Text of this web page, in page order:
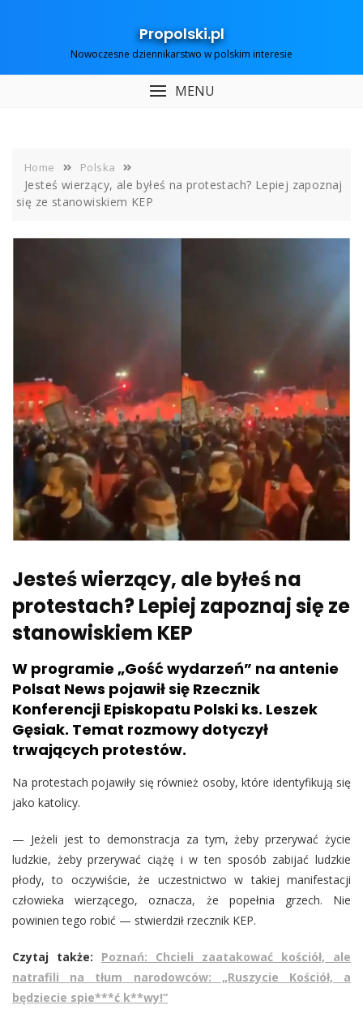
Propolski.pl
Nowoczesne dziennikarstwo w polskim interesie
MENU
Home Polska
Jesteś wierzący, ale byłeś na protestach? Lepiej zapoznaj
się ze stanowiskiem KEP
Jesteś wierzący, ale byłeś na
protestach? Lepiej zapoznaj się ze
stanowiskiem KEP
W programie „Gość wydarzeń” na antenie
Polsat News pojawił się Rzecznik
Konferencji Episkopatu Polski ks. Leszek
Gęsiak. Temat rozmowy dotyczył
trwających protestów.
Na protestach pojawiły się również osoby, które identyfikują się
jako katolicy.
— Jeżeli jest to demonstracja za tym, żeby przerywać życie
ludzkie, żeby przerywać ciążę i w ten sposób zabijać ludzkie
płody, to oczywiście, że uczestnictwo w takiej manifestacji
człowieka wierzącego, oznacza, że popełnia grzech. Nie
powinien tego robić — stwierdził rzecznik KEP.
Czytaj także: Poznań: Chcieli zaatakować kościół, ale
natrafili na tłum narodowców: „Ruszycie Kościół, a
będziecie spie***ć k**wy!”